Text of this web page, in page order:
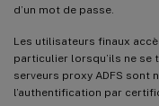
d’un mot de passe.
Les utilisateurs finaux
particulier lorsqu’ils ne se
serveurs proxy ADFS sont
l’authentification par